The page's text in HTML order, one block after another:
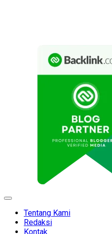
Expand
Tentang Kami
Redaksi
Kontak